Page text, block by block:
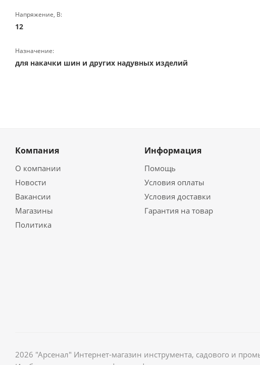
Напряжение, В:
12
Назначение:
для накачки шин и других надувных изделий
Компания
О компании
Новости
Вакансии
Магазины
Политика
Информация
Помощь
Условия оплаты
Условия доставки
Гарантия на товар
2026 "Арсенал" Интернет-магазин инструмента, садового и